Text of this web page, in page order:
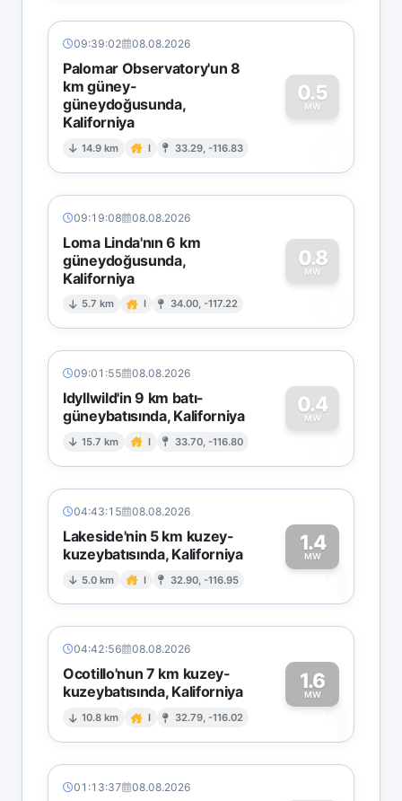
09:39:02 08.08.2026
Palomar Observatory'un 8
km güney-
güneydoğusunda,
Kaliforniya
14.9 km I 33.29, -116.83
0.5
MW
0
09:19:08 08.08.2026
Loma Linda'nın 6 km
güneydoğusunda,
Kaliforniya
5.7 km I 34.00, -117.22
0.8
MW
0
09:01:55 08.08.2026
Idyllwild'in 9 km batı-
güneybatısında, Kaliforniya
15.7 km I 33.70, -116.80
0.4
MW
0
04:43:15 08.08.2026
Lakeside'nin 5 km kuzey-
kuzeybatısında, Kaliforniya
5.0 km I 32.90, -116.95
1.4
MW1
04:42:56 08.08.2026
Ocotillo'nun 7 km kuzey-
kuzeybatısında, Kaliforniya
10.8 km I 32.79, -116.02
1.6
MW1
01:13:37 08.08.2026